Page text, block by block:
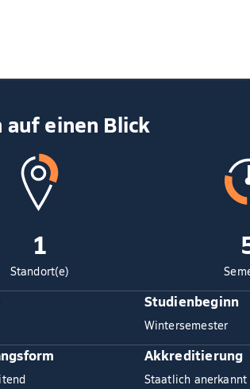
auf einen Blick
1
Standort(e)
Studienbeginn
Wintersemester
Akkreditierung
Staatlich